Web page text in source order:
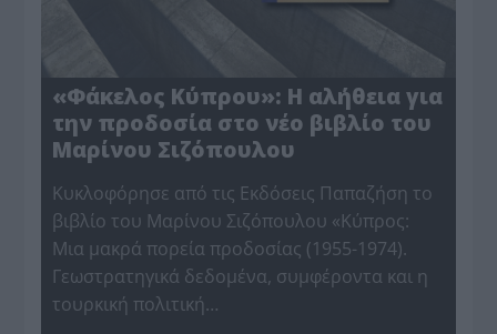
«Φάκελος Κύπρου»: H αλήθεια για
την προδοσία στο νέο βιβλίο του
Μαρίνου Σιζόπουλου
Κυκλοφόρησε από τις Εκδόσεις Παπαζήση το
βιβλίο του Μαρίνου Σιζόπουλου «Κύπρος:
Μια μακρά πορεία προδοσίας (1955-1974).
Γεωστρατηγικά δεδομένα, συμφέροντα και η
τουρκική πολιτική…